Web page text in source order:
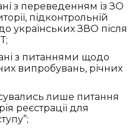
з переведенням із ЗО
підконтрольній
українських ЗВО після
з питаннями щодо
випробувань, річних
лише питання
реєстрації для